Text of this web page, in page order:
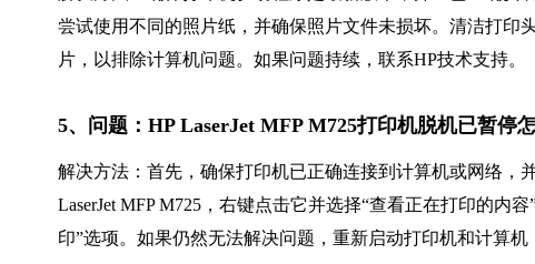
尝试使用不同的照片纸，并确保照片文件未损坏。清洁打印
片，以排除计算机问题。如果问题持续，联系HP技术支持。
5、问题：HP LaserJet MFP M725打印机脱机已暂停
解决方法：首先，确保打印机已正确连接到计算机或网络，
LaserJet MFP M725，右键点击它并选择“查看正在打印的内
印”选项。如果仍然无法解决问题，重新启动打印机和计算机